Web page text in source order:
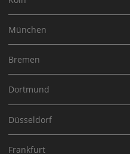
München
Bremen
Dortmund
Düsseldorf
Frankfurt